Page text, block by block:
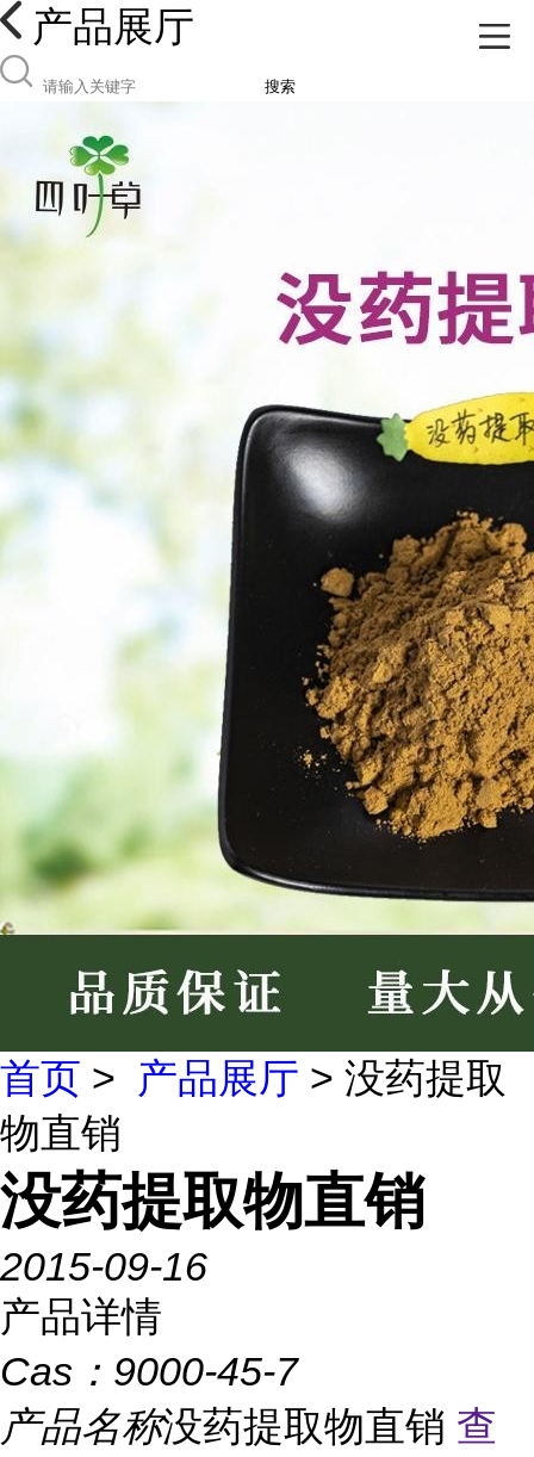
产品展厅
搜索
首页 > 产品展厅 > 没药提取
物直销
没药提取物直销
2015-09-16
产品详情
Cas： 9000-45-7
产品名称没药提取物直销 查